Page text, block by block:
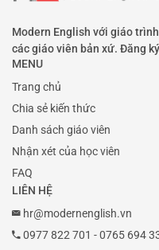
Modern English với giáo
các giáo viên bản xứ. Đăng
MENU
Trang chủ
Chia sẻ kiến thức
Danh sách giáo viên
Nhận xét của học viên
FAQ
LIÊN HỆ
hr@modernenglish.vn
0977 822 701 -0765 694